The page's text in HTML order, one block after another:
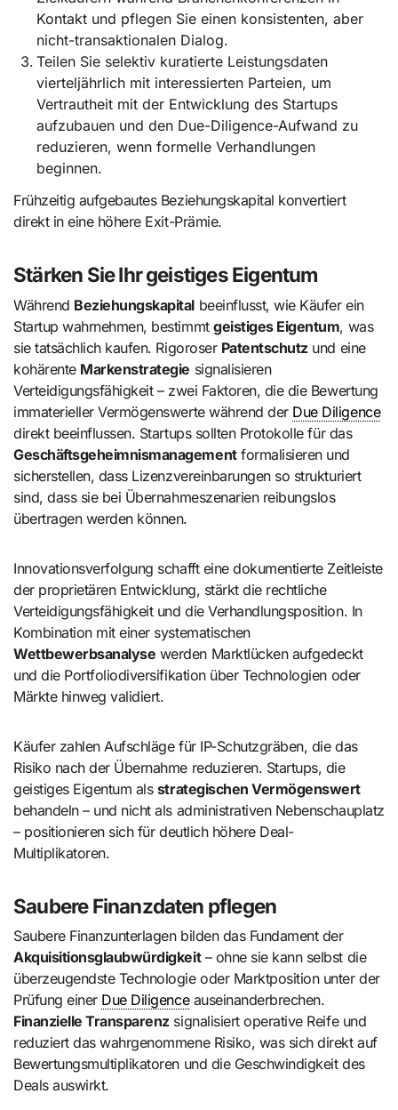
Kontakt und pflegen Sie einen konsistenten, aber
nicht-transaktionalen Dialog.
Teilen Sie selektiv kuratierte Leistungsdaten
vierteljährlich mit interessierten Parteien, um
Vertrautheit mit der Entwicklung des Startups
aufzubauen und den Due-Diligence-Aufwand zu
reduzieren, wenn formelle Verhandlungen
beginnen.
Frühzeitig aufgebautes Beziehungskapital konvertiert
direkt in eine höhere Exit-Prämie.
Stärken Sie Ihr geistiges Eigentum
Während Beziehungskapital beeinflusst, wie Käufer ein
Startup wahrnehmen, bestimmtgeistiges Eigentum, was
sie tatsächlich kaufen. Rigoroser Patentschutzund eine
kohärente Markenstrategie signalisieren
Verteidigungsfähigkeit – zwei Faktoren, die die Bewertung
immaterieller Vermögenswerte während der Due Diligence
direkt beeinflussen. Startups sollten Protokolle für das
Geschäftsgeheimnismanagementformalisieren und
sicherstellen, dass Lizenzvereinbarungen so strukturiert
sind, dass sie bei Übernahmeszenarien reibungslos
übertragen werden können.
Innovationsverfolgung schafft eine dokumentierte Zeitleiste
der proprietären Entwicklung, stärkt die rechtliche
Verteidigungsfähigkeit und die Verhandlungsposition. In
Kombination mit einer systematischen
Wettbewerbsanalyse werden Marktlücken aufgedeckt
und die Portfoliodiversifikation über Technologien oder
Märkte hinweg validiert.
Käufer zahlen Aufschläge für IP-Schutzgräben, die das
Risiko nach der Übernahme reduzieren. Startups, die
geistiges Eigentum als strategischen Vermögenswert
behandeln – und nicht als administrativen Nebenschauplatz
– positionieren sich für deutlich höhere Deal-
Multiplikatoren.
Saubere Finanzdaten pflegen
Saubere Finanzunterlagen bilden das Fundament der
Akquisitionsglaubwürdigkeit– ohne sie kann selbst die
überzeugendste Technologie oder Marktposition unter der
Prüfung einer Due Diligenceauseinanderbrechen.
Finanzielle Transparenzsignalisiert operative Reife und
reduziert das wahrgenommene Risiko, was sich direkt auf
Bewertungsmultiplikatoren und die Geschwindigkeit des
Deals auswirkt.